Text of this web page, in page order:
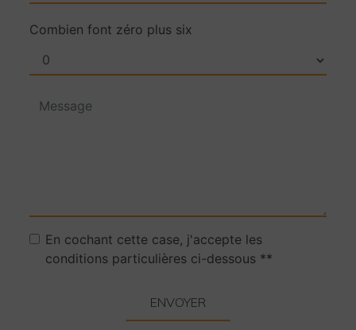
Combien font zéro plus six
En cochant cette case, j'accepte les
conditions particulières ci-dessous **
ENVOYER